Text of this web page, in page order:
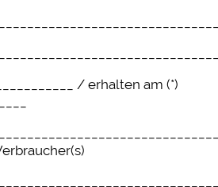
/ erhalten am (*)